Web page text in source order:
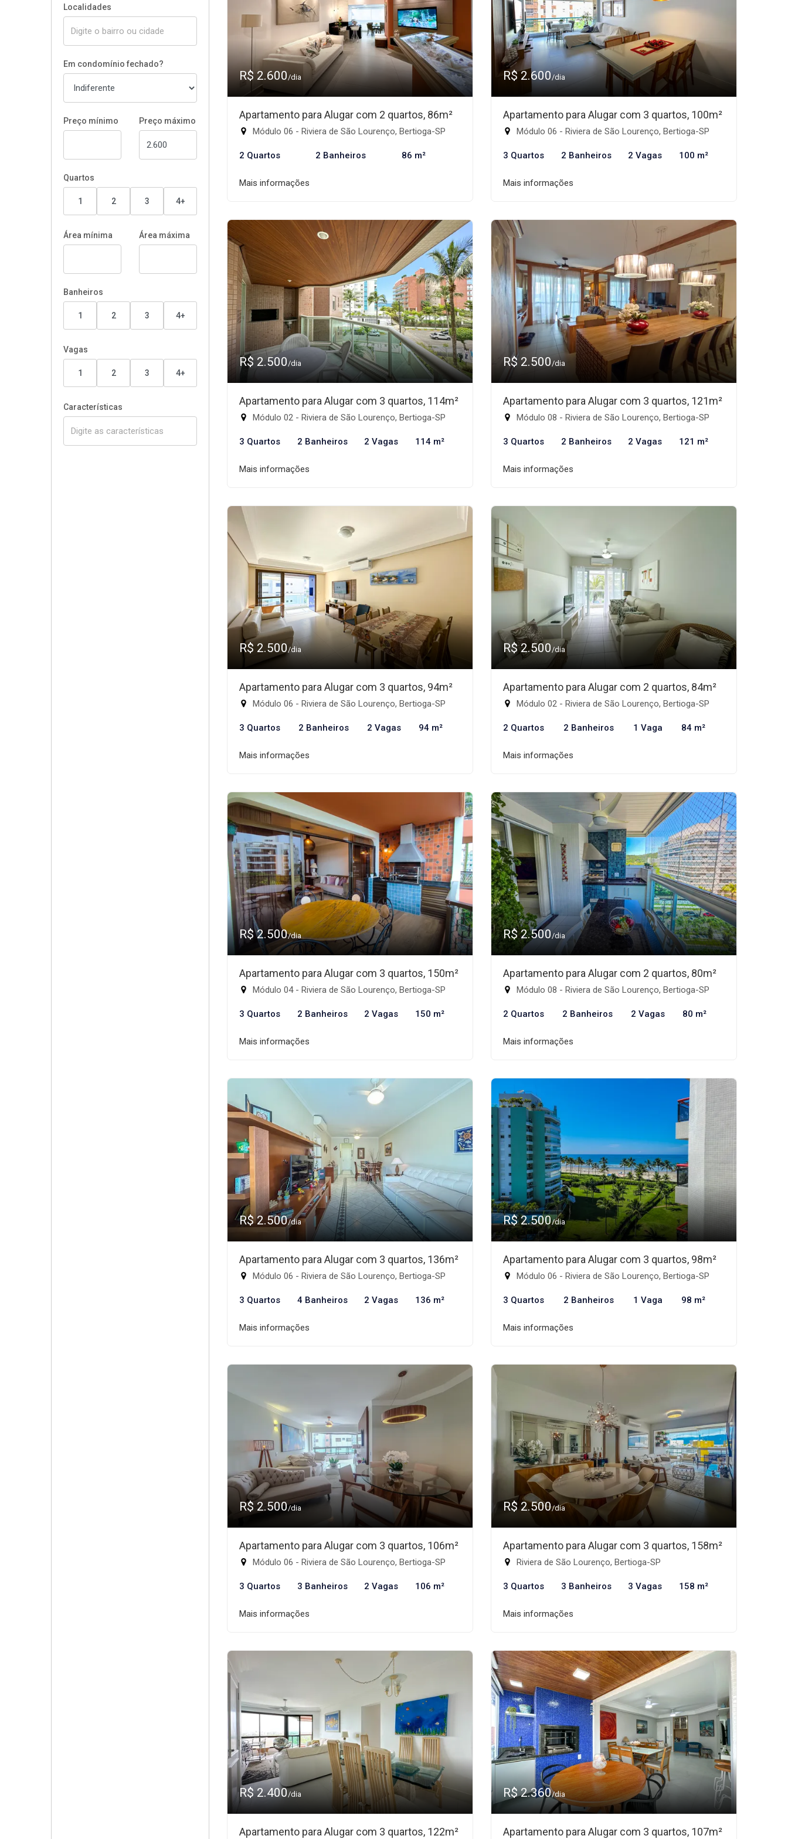
Localidades
Em condomínio fechado?
Preço mínimo Preço máximo
Quartos
1 2 3 4+
Área mínima Área máxima
Banheiros
1 2 3 4+
Vagas
1 2 3 4+
Características
R$ 2.600/dia
Apartamento para Alugar com 2 quartos, 86m²
Módulo 06 - Riviera de São Lourenço, Bertioga-SP
2 Quartos 2 Banheiros 86 m²
Mais informações
R$ 2.600/dia
Apartamento para Alugar com 3 quartos, 100m²
Módulo 06 - Riviera de São Lourenço, Bertioga-SP
3 Quartos 2 Banheiros 2 Vagas 100 m²
Mais informações
R$ 2.500/dia
Apartamento para Alugar com 3 quartos, 114m²
Módulo 02 - Riviera de São Lourenço, Bertioga-SP
3 Quartos 2 Banheiros 2 Vagas 114 m²
Mais informações
R$ 2.500/dia
Apartamento para Alugar com 3 quartos, 121m²
Módulo 08 - Riviera de São Lourenço, Bertioga-SP
3 Quartos 2 Banheiros 2 Vagas 121 m²
Mais informações
R$ 2.500/dia
Apartamento para Alugar com 3 quartos, 94m²
Módulo 06 - Riviera de São Lourenço, Bertioga-SP
3 Quartos 2 Banheiros 2 Vagas 94 m²
Mais informações
R$ 2.500/dia
Apartamento para Alugar com 2 quartos, 84m²
Módulo 02 - Riviera de São Lourenço, Bertioga-SP
2 Quartos 2 Banheiros 1 Vaga 84 m²
Mais informações
R$ 2.500/dia
Apartamento para Alugar com 3 quartos, 150m²
Módulo 04 - Riviera de São Lourenço, Bertioga-SP
3 Quartos 2 Banheiros 2 Vagas 150 m²
Mais informações
R$ 2.500/dia
Apartamento para Alugar com 2 quartos, 80m²
Módulo 08 - Riviera de São Lourenço, Bertioga-SP
2 Quartos 2 Banheiros 2 Vagas 80 m²
Mais informações
R$ 2.500/dia
Apartamento para Alugar com 3 quartos, 136m²
Módulo 06 - Riviera de São Lourenço, Bertioga-SP
3 Quartos 4 Banheiros 2 Vagas 136 m²
Mais informações
R$ 2.500/dia
Apartamento para Alugar com 3 quartos, 98m²
Módulo 06 - Riviera de São Lourenço, Bertioga-SP
3 Quartos 2 Banheiros 1 Vaga 98 m²
Mais informações
R$ 2.500/dia
Apartamento para Alugar com 3 quartos, 106m²
Módulo 06 - Riviera de São Lourenço, Bertioga-SP
3 Quartos 3 Banheiros 2 Vagas 106 m²
Mais informações
R$ 2.500/dia
Apartamento para Alugar com 3 quartos, 158m²
Riviera de São Lourenço, Bertioga-SP
3 Quartos 3 Banheiros 3 Vagas 158 m²
Mais informações
R$ 2.400/dia
Apartamento para Alugar com 3 quartos, 122m²
R$ 2.360/dia
Apartamento para Alugar com 3 quartos, 107m²